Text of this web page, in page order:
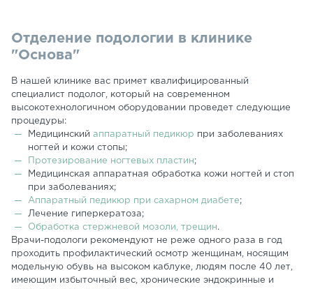
Отделение подологии в клинике
"Основа"
В нашей клинике вас примет квалифицированный
специалист подолог, который на современном
высокотехнологичном оборудовании проведет следующие
процедуры:
Медицинский аппаратный педикюр при заболеваниях
ногтей и кожи стопы;
Протезирование ногтевых пластин;
Медицинская аппаратная обработка кожи ногтей и стоп
при заболеваниях;
Аппаратный педикюр при сахарном диабете;
Лечение гиперкератоза;
Обработка стержневой мозоли, трещин.
Врачи-подологи рекомендуют не реже одного раза в год
проходить профилактический осмотр женщинам, носящим
модельную обувь на высоком каблуке, людям после 40 лет,
имеющим избыточный вес, хронические эндокринные и